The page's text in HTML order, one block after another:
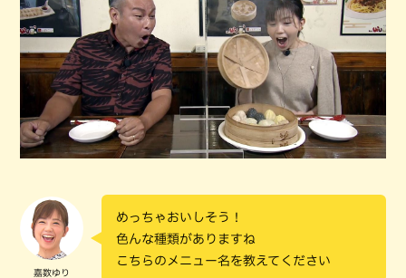
嘉数ゆり
めっちゃおいしそう！
色んな種類がありますね
こちらのメニュー名を教えてください